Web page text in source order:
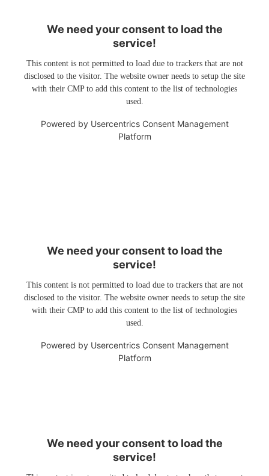
We need your consent to load the
service!
This content is not permitted to load due to trackers that are not
disclosed to the visitor. The website owner needs to setup the site
with their CMP to add this content to the list of technologies
used.
Powered by Usercentrics Consent Management
Platform
We need your consent to load the
service!
This content is not permitted to load due to trackers that are not
disclosed to the visitor. The website owner needs to setup the site
with their CMP to add this content to the list of technologies
used.
Powered by Usercentrics Consent Management
Platform
We need your consent to load the
service!